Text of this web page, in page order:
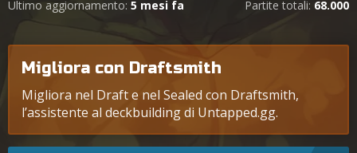
Ultimo aggiornamento: 5 mesi fa Partite totali: 68.000
Migliora con Draftsmith
Migliora nel Draft e nel Sealed con Draftsmith,
l’assistente al deckbuilding di Untapped.gg.